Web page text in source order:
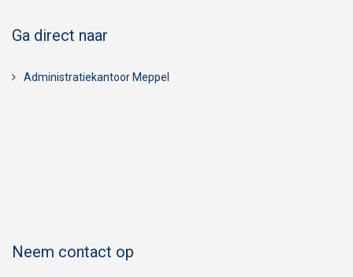
Ga direct naar
Administratiekantoor Meppel
Neem contact op